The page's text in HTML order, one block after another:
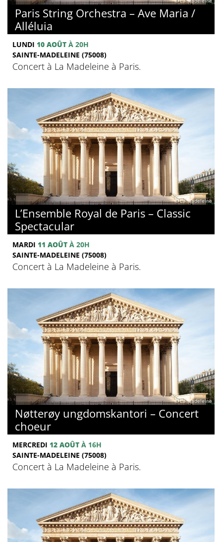
Paris String Orchestra – Ave Maria /
Alléluia
LUNDI 10 AOÛT À 20H
SAINTE-MADELEINE (75008)
Concert à La Madeleine à Paris.
© La Madeleine
L’Ensemble Royal de Paris – Classic
Spectacular
MARDI 11 AOÛT À 20H
SAINTE-MADELEINE (75008)
Concert à La Madeleine à Paris.
© La Madeleine
Nøtterøy ungdomskantori – Concert
choeur
MERCREDI 12 AOÛT À 16H
SAINTE-MADELEINE (75008)
Concert à La Madeleine à Paris.